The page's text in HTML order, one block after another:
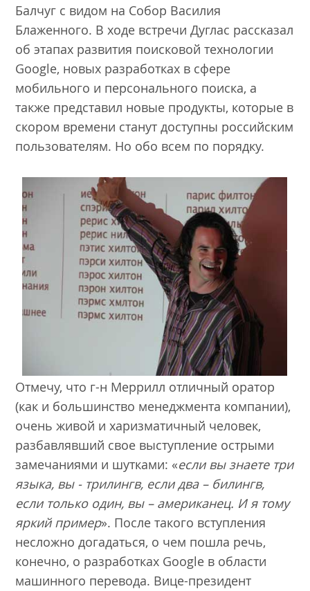
Балчуг с видом на Собор Василия
Блаженного. В ходе встречи Дуглас рассказал
об этапах развития поисковой технологии
Google, новых разработках в сфере
мобильного и персонального поиска, а
также представил новые продукты, которые в
скором времени станут доступны российским
пользователям. Но обо всем по порядку.
Отмечу, что г-н Меррилл отличный оратор
(как и большинство менеджмента компании),
очень живой и харизматичный человек,
разбавлявший свое выступление острыми
замечаниями и шутками: «если вы знаете три
языка, вы - трилингв, если два – билингв,
если только один, вы – американец. И я тому
яркий пример». После такого вступления
несложно догадаться, о чем пошла речь,
конечно, о разработках Google в области
машинного перевода. Вице-президент